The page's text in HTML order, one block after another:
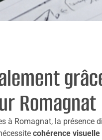
Romagnat
à Romagnat, la présence
cohérence visuelle